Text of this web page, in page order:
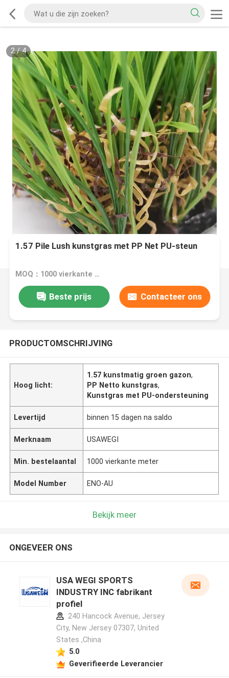
2/4
1.57 Pile Lush kunstgras met PP Net PU-steun
MOQ：1000 vierkante meter
Beste prijs Contacteer ons
PRODUCTOMSCHRIJVING
Hoog licht:
1.57 kunstmatig groen gazon,
PP Netto kunstgras,
Kunstgras met PU-ondersteuning
Levertijd binnen 15 dagen na saldo
Merknaam USAWEGI
Min. bestelaantal 1000 vierkante meter
Model Number ENO-AU
Bekijk meer
ONGEVEER ONS
USA WEGI SPORTS
INDUSTRY INC fabrikant
profiel
240 Hancock Avenue, Jersey
City, New Jersey 07307, United
States ,China
5.0
Geverifieerde Leverancier